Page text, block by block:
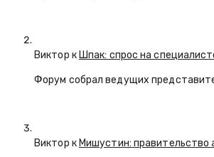
Виктор кШпак: спрос на
Форум собрал ведущих
Виктор кМишустин: правительство